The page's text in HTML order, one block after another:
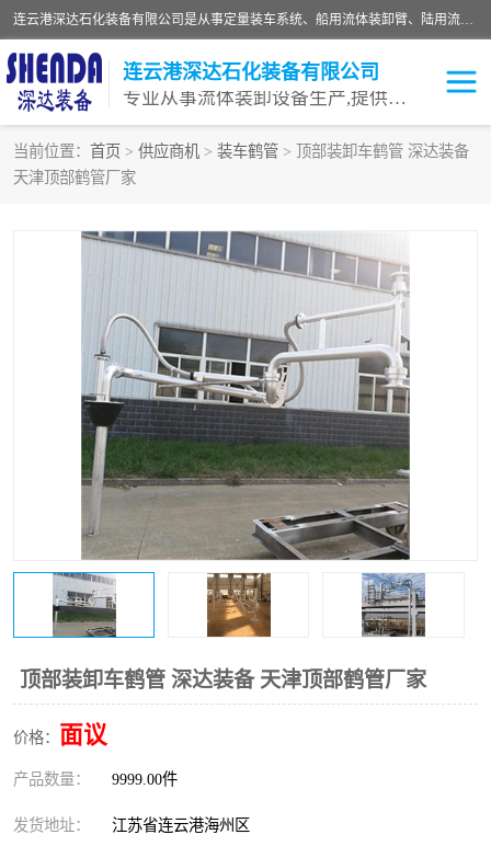
连云港深达石化装备有限公司是从事定量装车系统、船用流体装卸臂、陆用流体装卸臂（鹤管）、活动梯、钢构平台等全系列流体装卸设备的设计、制造、销售以及服务的专业供应商。公司始终以客户为中心，密切跟踪国内外油气储运及装卸设备先进技术的发展，以先进的技术、优质的产品、一流的服务，满足客户需求。
连云港深达石化装备有限公司
专业从事流体装卸设备生产,提供全面解决方案，生产与定制服务
当前位置： 首页 > 供应商机 > 装车鹤管 > 顶部装卸车鹤管 深达装备
天津顶部鹤管厂家
顶部装卸车鹤管 深达装备 天津顶部鹤管厂家
价格： 面议
产品数量： 9999.00件
发货地址： 江苏省连云港海州区
鹤管
卸车鹤管 LNG鹤管
潜油泵鹤管
流体装卸臂 输油臂
撬装鹤管 汽车鹤管
火车鹤管